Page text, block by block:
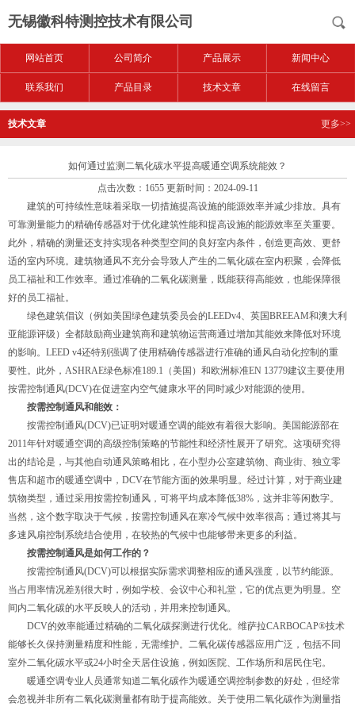
无锡徽科特测控技术有限公司
网站首页 公司简介 产品展示 新闻中心
联系我们 产品目录 技术文章 在线留言
技术文章 更多>>
如何通过监测二氧化碳水平提高暖通空调系统能效？
点击次数：1655 更新时间：2024-09-11
建筑的可持续性意味着采取一切措施提高设施的能源效率并减少排放。具有
可靠测量能力的精确传感器对于优化建筑性能和提高设施的能源效率至关重要。
此外，精确的测量还支持实现各种类型空间的良好室内条件，创造更高效、更舒
适的室内环境。建筑物通风不充分会导致人产生的二氧化碳在室内积聚，会降低
员工福祉和工作效率。通过准确的二氧化碳测量，既能获得高能效，也能保障很
好的员工福祉。
绿色建筑倡议（例如美国绿色建筑委员会的LEEDv4、英国BREEAM和澳大利
亚能源评级）全都鼓励商业建筑商和建筑物运营商通过增加其能效来降低对环境
的影响。LEED v4还特别强调了使用精确传感器进行准确的通风自动化控制的重
要性。此外，ASHRAE绿色标准189.1（美国）和欧洲标准EN 13779建议主要使用
按需控制通风(DCV)在促进室内空气健康水平的同时减少对能源的使用。
按需控制通风和能效：
按需控制通风(DCV)已证明对暖通空调的能效有着很大影响。美国能源部在
2011年针对暖通空调的高级控制策略的节能性和经济性展开了研究。这项研究得
出的结论是，与其他自动通风策略相比，在小型办公室建筑物、商业街、独立零
售店和超市的暖通空调中，DCV在节能方面的效果明显。经过计算，对于商业建
筑物类型，通过采用按需控制通风，可将平均成本降低38%，这并非等闲数字。
当然，这个数字取决于气候，按需控制通风在寒冷气候中效率很高；通过将其与
多速风扇控制系统结合使用，在较热的气候中也能够带来更多的利益。
按需控制通风是如何工作的？
按需控制通风(DCV)可以根据实际需求调整相应的通风强度，以节约能源。
当占用率情况差别很大时，例如学校、会议中心和礼堂，它的优点更为明显。空
间内二氧化碳的水平反映人的活动，并用来控制通风。
DCV的效率能通过精确的二氧化碳探测进行优化。维萨拉CARBOCAP®技术
能够长久保持测量精度和性能，无需维护。二氧化碳传感器应用广泛，包括不同
室外二氧化碳水平或24小时全天居住设施，例如医院、工作场所和居民住宅。
暖通空调专业人员通常知道二氧化碳作为暖通空调控制参数的好处，但经常
会忽视并非所有二氧化碳测量都有助于提高能效。关于使用二氧化碳作为测量指